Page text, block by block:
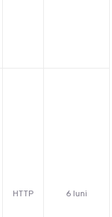
HTTP 6 luni